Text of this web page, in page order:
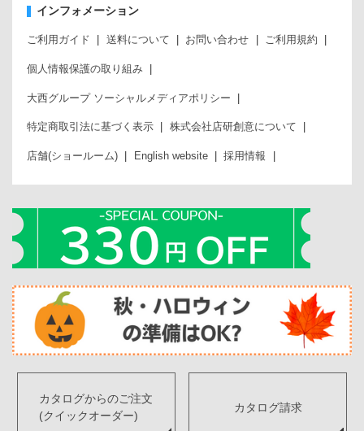
インフォメーション
ご利用ガイド 送料について お問い合わせ ご利用規約
個人情報保護の取り組み
大西グループ ソーシャルメディアポリシー
特定商取引法に基づく表示 株式会社店研創意について
店舗(ショールーム) English website 採用情報
カタログからのご注文
(クイックオーダー)
カタログ請求